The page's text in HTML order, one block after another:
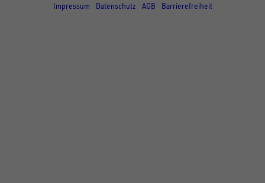
Impressum
Datenschutz AGB Barrierefreiheit